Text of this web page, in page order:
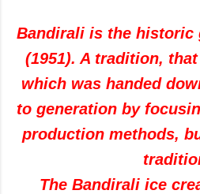
Bandirali is the historic
(1951). A tradition,
which was handed
to generation by
production methods,
The Bandirali ice